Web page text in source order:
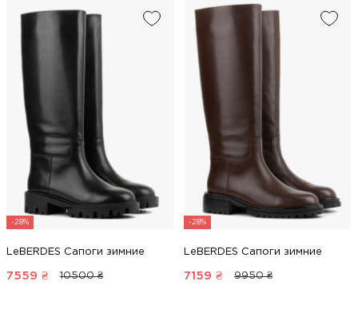
-28%
LeBERDES Сапоги зимние
7559 ₴ 10500 ₴
-28%
LeBERDES Сапоги зимние
7159 ₴ 9950 ₴